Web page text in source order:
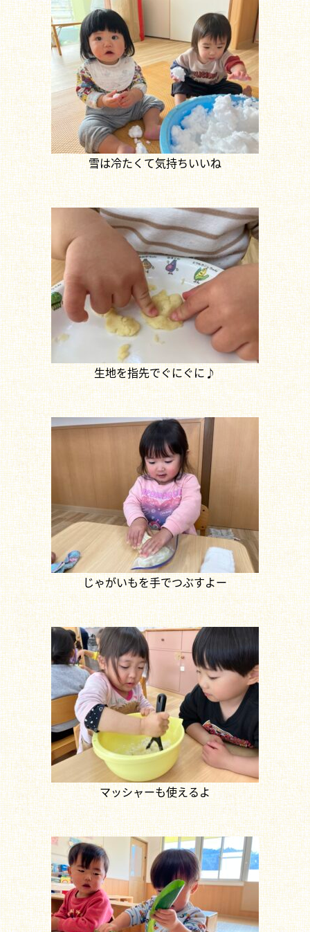
雪は冷たくて気持ちいいね
生地を指先でぐにぐに♪
じゃがいもを手でつぶすよー
マッシャーも使えるよ